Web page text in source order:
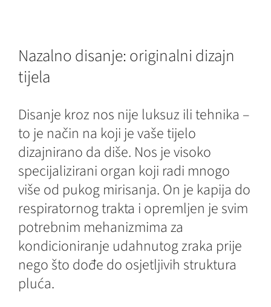
Nazalno disanje: originalni dizajn
tijela
Disanje kroz nos nije luksuz ili tehnika –
to je način na koji je vaše tijelo
dizajnirano da diše. Nos je visoko
specijalizirani organ koji radi mnogo
više od pukog mirisanja. On je kapija do
respiratornog trakta i opremljen je svim
potrebnim mehanizmima za
kondicioniranje udahnutog zraka prije
nego što dođe do osjetljivih struktura
pluća.